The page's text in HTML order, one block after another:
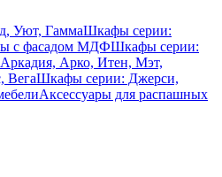
Уют, ГаммаШкафы серии:
с фасадом МДФШкафы серии:
Арко, Итен, Мэт,
ВегаШкафы серии: Джерси,
Аксессуары для распашных